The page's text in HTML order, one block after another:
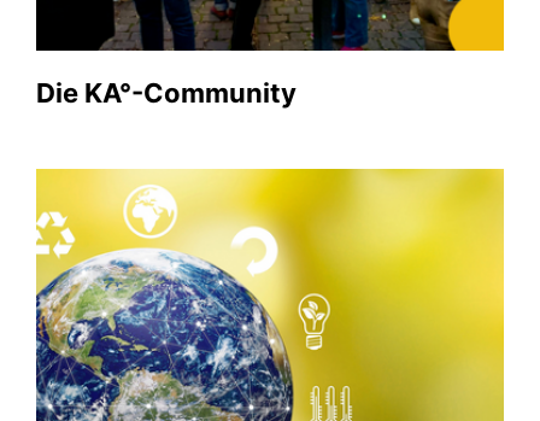
Die KA°-Community